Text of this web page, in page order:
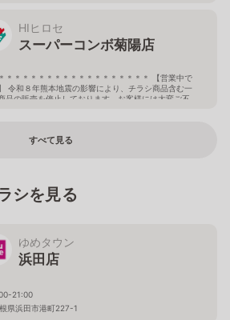
HIヒロセ
スーパーコンボ菊陽店
＊＊＊＊＊＊＊＊＊＊＊＊＊＊＊＊＊＊ 【営業中で
令和８年熊本地震の影響により、チラシ商品含む一
品の販売を停止しております。お客様には大変ご不
営業時間 ６：３０～２１：００（平日・土曜日）
すべて見る
シを見る
ゆめタウン
浜田店
21:00
県浜田市港町227-1